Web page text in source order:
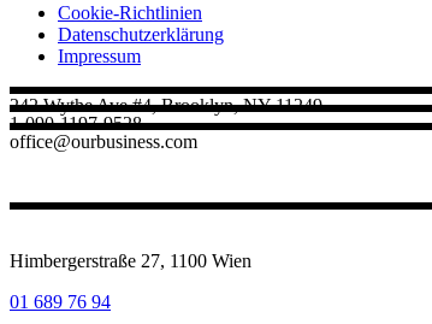
Cookie-Richtlinien
Datenschutz­erklärung
Impressum
242 Wythe Ave #4, Brooklyn, NY 11249
1-090-1197-9528
office@ourbusiness.com
Himbergerstraße 27, 1100 Wien
01 689 76 94